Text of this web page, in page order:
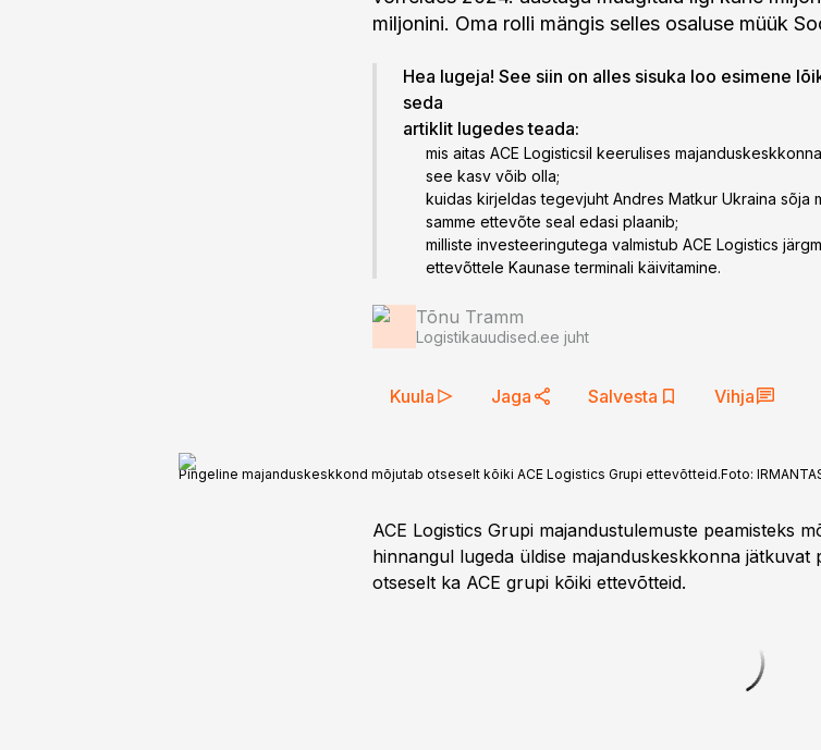
miljonini. Oma rolli mängis selles osaluse müük
Hea lugeja! See siin on alles sisuka loo esimene
seda
artiklit lugedes teada:
mis aitas ACE Logisticsil keerulises
see kasv võib olla;
kuidas kirjeldas tegevjuht Andres Matkur Ukraina sõja
samme ettevõte seal edasi plaanib;
milliste investeeringutega valmistub ACE Logistics
ettevõttele Kaunase terminali käivitamine.
Tõnu Tramm
Logistikauudised.ee juht
Kuula Jaga Salvesta Vihja
Pingeline majanduskeskkond mõjutab otseselt kõiki ACE Logistics Grupi ettevõtteid.Foto:
ACE Logistics Grupi majandustulemuste peamisteks
hinnangul lugeda üldise majanduskeskkonna jätkuvat
otseselt ka ACE grupi kõiki ettevõtteid.